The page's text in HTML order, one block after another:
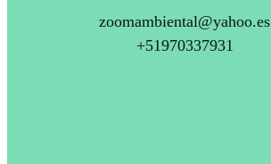
zoomambiental@yahoo.es
+51970337931